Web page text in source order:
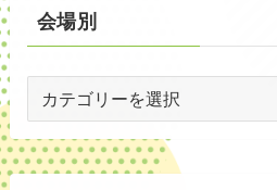
(1)
(5)
(29)
別
会場別
別